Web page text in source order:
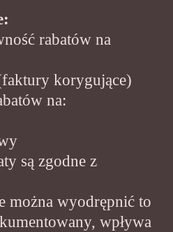
rabatów na
korygujące)
na:
są zgodne z
można wyodrępnić to
wpływa